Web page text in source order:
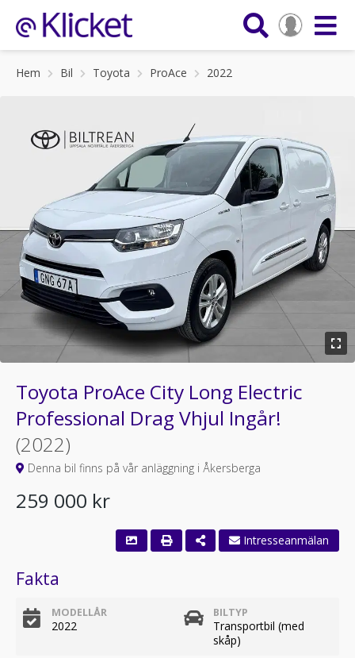
Hem Bil Toyota ProAce 2022
Toyota ProAce City Long Electric
Professional Drag Vhjul Ingår!
(2022)
Denna bil finns på vår anläggning i Åkersberga
259 000 kr
Intresseanmälan
Fakta
MODELLÅR
2022
BILTYP
Transportbil (med
skåp)